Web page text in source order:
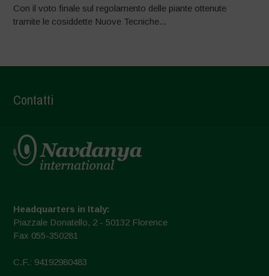
Con il voto finale sul regolamento delle piante ottenute
tramite le cosiddette Nuove Tecniche...
Contatti
Headquarters in Italy:
Piazzale Donatello, 2 - 50132 Florence
Fax 055-350281
C.F.: 94192980483